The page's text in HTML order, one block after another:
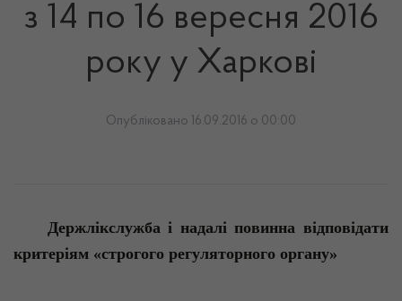
з 14 по 16 вересня 2016
року у Харкові
Опубліковано 16.09.2016 о 00:00
Держлікслужба і надалі повинна відповідати
критеріям «строгого регуляторного органу»